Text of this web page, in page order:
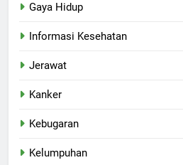
Gaya Hidup
Informasi Kesehatan
Jerawat
Kanker
Kebugaran
Kelumpuhan